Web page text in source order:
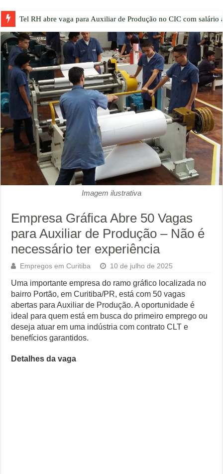
Tel RH abre vaga para Auxiliar de Produção no CIC com salário
Imagem ilustrativa
Empresa Gráfica Abre 50 Vagas
para Auxiliar de Produção – Não é
necessário ter experiência
Empregos em Curitiba 10 de julho de 2025
Uma importante empresa do ramo gráfico localizada no
bairro Portão, em Curitiba/PR, está com 50 vagas
abertas para Auxiliar de Produção. A oportunidade é
ideal para quem está em busca do primeiro emprego ou
deseja atuar em uma indústria com contrato CLT e
benefícios garantidos.
Detalhes da vaga